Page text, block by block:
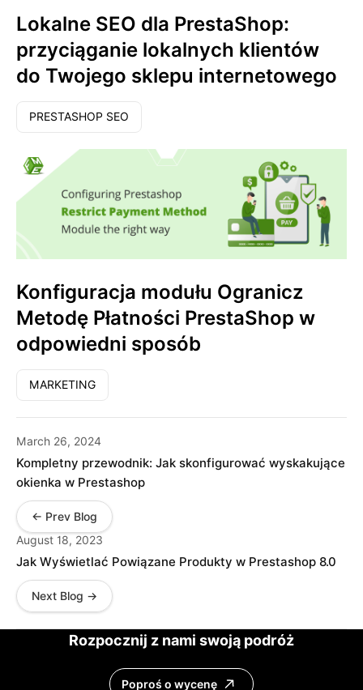
Lokalne SEO dla PrestaShop:
przyciąganie lokalnych klientów
do Twojego sklepu internetowego
PRESTASHOP SEO
Konfiguracja modułu Ogranicz
Metodę Płatności PrestaShop w
odpowiedni sposób
MARKETING
March 26, 2024
Kompletny przewodnik: Jak skonfigurować wyskakujące
okienka w Prestashop
← Prev Blog
August 18, 2023
Jak Wyświetlać Powiązane Produkty w Prestashop 8.0
Next Blog →
Rozpocznij z nami swoją podróż
Poproś o wycenę